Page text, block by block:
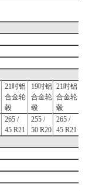
21吋铝
合金轮
毂
19吋铝
合金轮
毂
21吋铝
合金轮
毂
265 /
45 R21
255 /
50 R20
265 /
45 R21